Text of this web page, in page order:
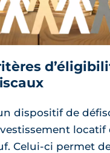
dispositif de
locatif
Celui-ci permet